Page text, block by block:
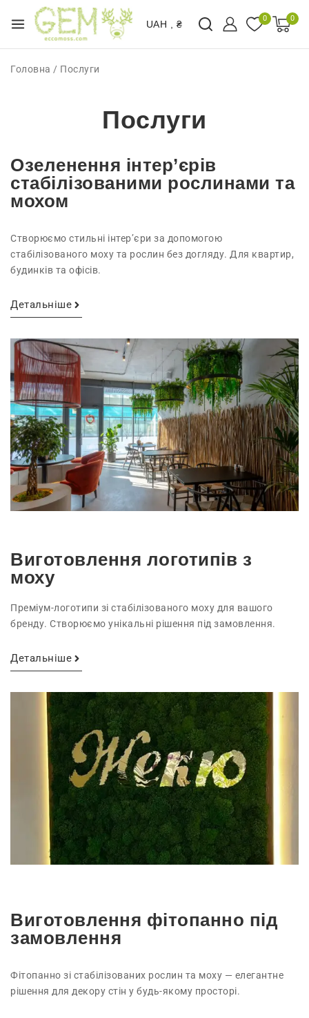
UAH , ₴
0 0
Головна / Послуги
Послуги
Озеленення інтер’єрів
стабілізованими рослинами та
мохом
Створюємо стильні інтер’єри за допомогою
стабілізованого моху та рослин без догляду. Для квартир,
будинків та офісів.
Детальніше
Виготовлення логотипів з
моху
Преміум-логотипи зі стабілізованого моху для вашого
бренду. Створюємо унікальні рішення під замовлення.
Детальніше
Виготовлення фітопанно під
замовлення
Фітопанно зі стабілізованих рослин та моху — елегантне
рішення для декору стін у будь-якому просторі.